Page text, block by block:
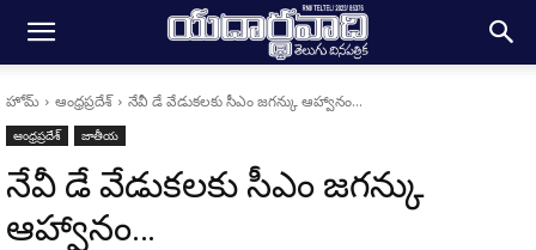
హోమ్ ఆంధ్రప్రదేశ్ నేవీ డే వేడుకలకు సీఎం జగన్కు ఆహ్వానం...
ఆంధ్రప్రదేశ్ జాతీయ
నేవీ డే వేడుకలకు సీఎం జగన్కు
ఆహ్వానం…